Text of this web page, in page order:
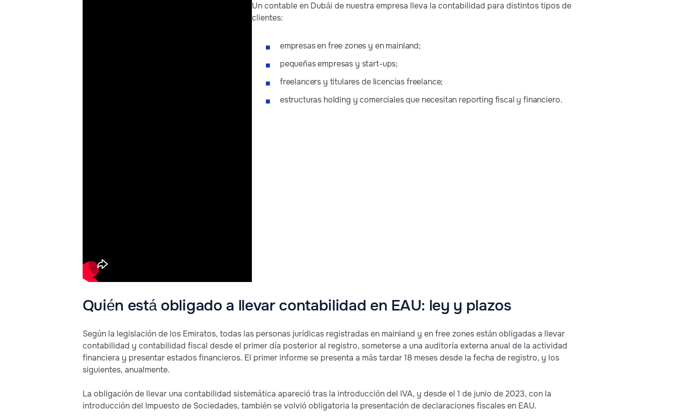
Un contable en Dubái de nuestra empresa lleva la contabilidad para distintos tipos de
clientes:
empresas en free zones y en mainland;
pequeñas empresas y start-ups;
freelancers y titulares de licencias freelance;
estructuras holding y comerciales que necesitan reporting fiscal y financiero.
Quién está obligado a llevar contabilidad en EAU: ley y plazos
Según la legislación de los Emiratos, todas las personas jurídicas registradas en mainland y en free zones están obligadas a llevar
contabilidad y contabilidad fiscal desde el primer día posterior al registro, someterse a una auditoría externa anual de la actividad
financiera y presentar estados financieros. El primer informe se presenta a más tardar 18 meses desde la fecha de registro, y los
siguientes, anualmente.
La obligación de llevar una contabilidad sistemática apareció tras la introducción del IVA, y desde el 1 de junio de 2023, con la
introducción del Impuesto de Sociedades, también se volvió obligatoria la presentación de declaraciones fiscales en EAU.